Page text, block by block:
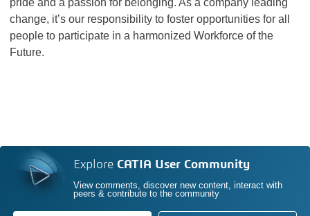
pride and a passion for belonging. As a company leading
change, it’s our responsibility to foster opportunities for all
people to participate in a harmonized Workforce of the
Future.
Explore CATIA User Community
View comments, discover new content, interact with
peers & contribute to the community